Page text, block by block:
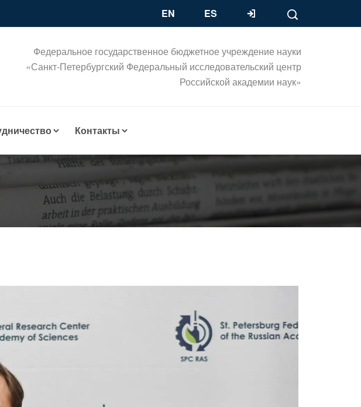
EN ES
Федеральное государственное бюджетное учреждение науки
«Санкт-Петербургский Федеральный исследовательский центр
Российской академии наук»
Контакты